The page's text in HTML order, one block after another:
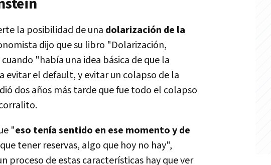
la posibilidad de una dolarización de la
dijo que su libro "Dolarización,
"había una idea básica de que la
el default, y evitar un colapso de la
dos años más tarde que fue todo el colapso
"eso tenía sentido en ese momento y de
tener reservas, algo que hoy no hay",
proceso de estas características hay que ver